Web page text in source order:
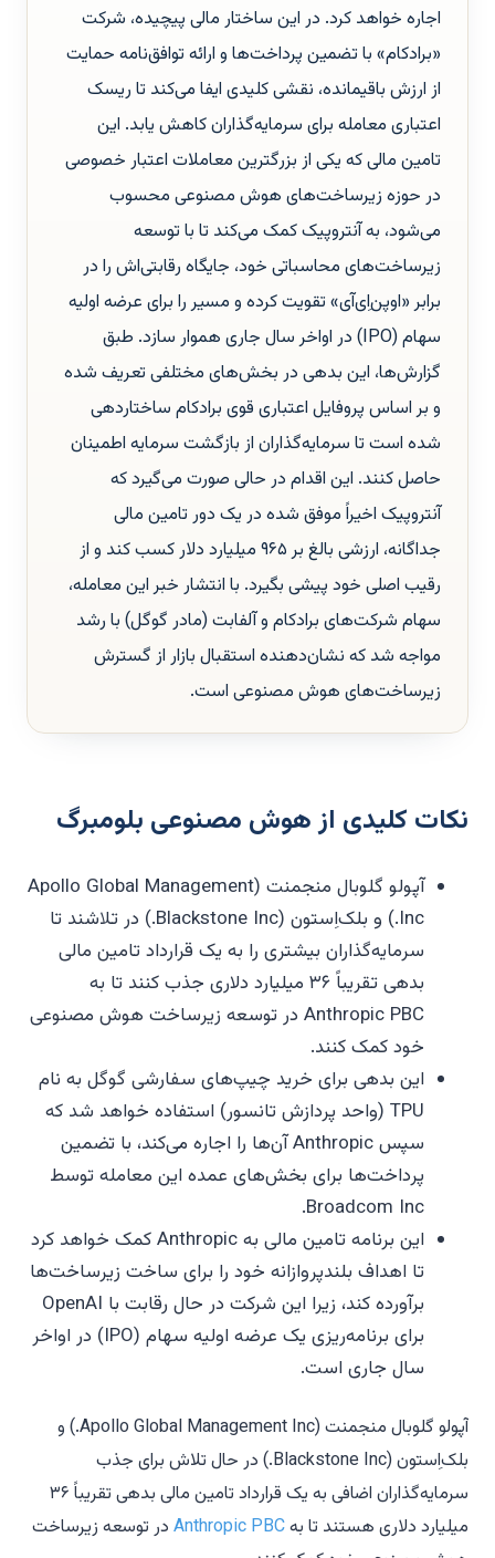
اجاره خواهد کرد. در این ساختار مالی پیچیده، شرکت
«برادکام» با تضمین پرداخت‌ها و ارائه توافق‌نامه حمایت
از ارزش باقیمانده، نقشی کلیدی ایفا می‌کند تا ریسک
اعتباری معامله برای سرمایه‌گذاران کاهش یابد. این
تامین مالی که یکی از بزرگترین معاملات اعتبار خصوصی
در حوزه زیرساخت‌های هوش مصنوعی محسوب
می‌شود، به آنتروپیک کمک می‌کند تا با توسعه
زیرساخت‌های محاسباتی خود، جایگاه رقابتی‌اش را در
برابر «اوپن‌اِی‌آی» تقویت کرده و مسیر را برای عرضه اولیه
سهام (IPO) در اواخر سال جاری هموار سازد. طبق
گزارش‌ها، این بدهی در بخش‌های مختلفی تعریف شده
و بر اساس پروفایل اعتباری قوی برادکام ساختاردهی
شده است تا سرمایه‌گذاران از بازگشت سرمایه اطمینان
حاصل کنند. این اقدام در حالی صورت می‌گیرد که
آنتروپیک اخیراً موفق شده در یک دور تامین مالی
جداگانه، ارزشی بالغ بر ۹۶۵ میلیارد دلار کسب کند و از
رقیب اصلی خود پیشی بگیرد. با انتشار خبر این معامله،
سهام شرکت‌های برادکام و آلفابت (مادر گوگل) با رشد
مواجه شد که نشان‌دهنده استقبال بازار از گسترش
زیرساخت‌های هوش مصنوعی است.
نکات کلیدی از هوش مصنوعی بلومبرگ
آپولو گلوبال منجمنت (Apollo Global Management
Inc.) و بلک‌اِستون (Blackstone Inc.) در تلاشند تا
سرمایه‌گذاران بیشتری را به یک قرارداد تامین مالی
بدهی تقریباً ۳۶ میلیارد دلاری جذب کنند تا به
Anthropic PBC در توسعه زیرساخت هوش مصنوعی
خود کمک کنند.
این بدهی برای خرید چیپ‌های سفارشی گوگل به نام
TPU (واحد پردازش تانسور) استفاده خواهد شد که
سپس Anthropic آن‌ها را اجاره می‌کند، با تضمین
پرداخت‌ها برای بخش‌های عمده این معامله توسط
Broadcom Inc.
این برنامه تامین مالی به Anthropic کمک خواهد کرد
تا اهداف بلندپروازانه خود را برای ساخت زیرساخت‌ها
برآورده کند، زیرا این شرکت در حال رقابت با OpenAI
برای برنامه‌ریزی یک عرضه اولیه سهام (IPO) در اواخر
سال جاری است.
آپولو گلوبال منجمنت (Apollo Global Management Inc.) و
بلک‌اِستون (Blackstone Inc.) در حال تلاش برای جذب
سرمایه‌گذاران اضافی به یک قرارداد تامین مالی بدهی تقریباً ۳۶
میلیارد دلاری هستند تا بهAnthropic PBC در توسعه زیرساخت